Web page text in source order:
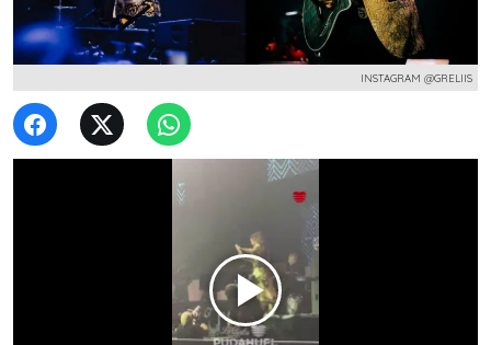
INSTAGRAM @GRELIIS